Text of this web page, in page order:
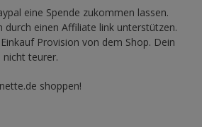
eine Spende zukommen lassen.
durch einen Affiliate link unterstützen.
Provision von dem Shop. Dein
nicht teurer.
shoppen!